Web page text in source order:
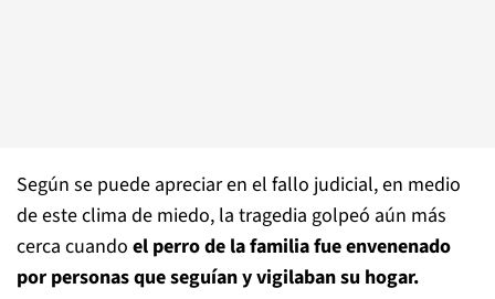
Según se puede apreciar en el fallo judicial, en medio
de este clima de miedo, la tragedia golpeó aún más
cerca cuando el perro de la familia fue envenenado
por personas que seguían y vigilaban su hogar.